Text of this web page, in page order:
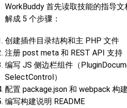
WorkBuddy 首先读取技能的指导
解成 5 个步骤：
创建插件目录结构和主 PHP 文件
注册 post meta 和 REST API 支持
编写 JS 侧边栏组件（
SelectControl）
配置 package.json 和 webpack 构建
编写构建说明 README